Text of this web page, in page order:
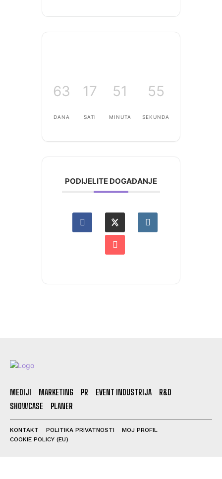
63
DANA
17
SATI
51
MINUTA
55
SEKUNDA
PODIJELITE DOGAĐANJE
MEDIJI MARKETING PR EVENT INDUSTRIJA
R&D
SHOWCASE
PLANER
KONTAKT POLITIKA PRIVATNOSTI
MOJ PROFIL
COOKIE POLICY (EU)